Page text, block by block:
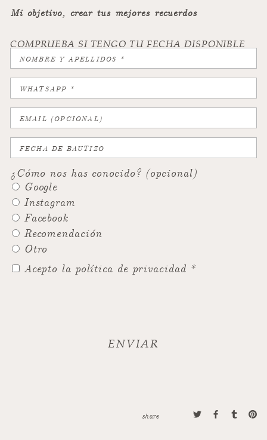
Mi objetivo, crear tus mejores recuerdos
COMPRUEBA SI TENGO TU FECHA DISPONIBLE
¿Cómo nos has conocido? (opcional)
Google
Instagram
Facebook
Recomendación
Otro
Acepto la política de privacidad *
share